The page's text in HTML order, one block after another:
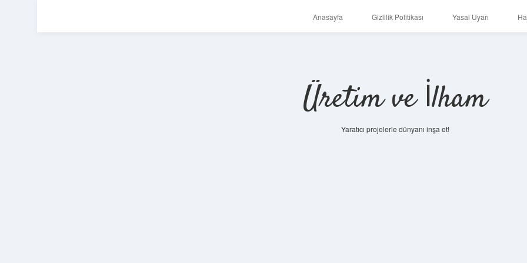
Anasayfa Gizlilik Politikası Yasal Uyarı
Üretim ve İlham
Yaratıcı projelerle dünyanı inşa et!